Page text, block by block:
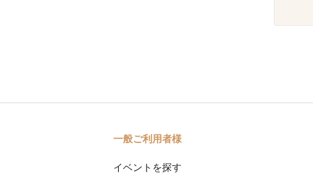
一般ご利用者様
イベントを探す